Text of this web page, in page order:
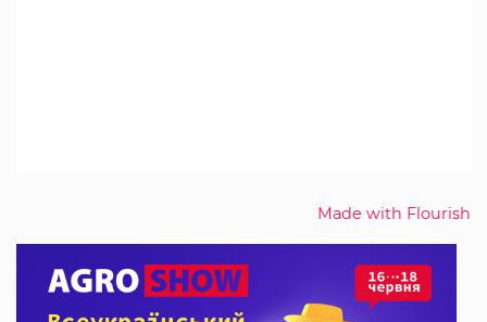
Made with Flourish